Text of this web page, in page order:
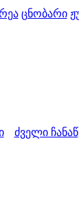
ცნობარი
ძველი